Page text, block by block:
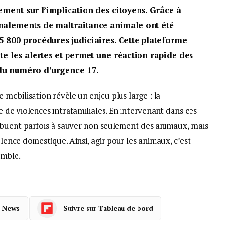
sur l’implication des citoyens. Grâce à
de maltraitance animale ont été
800 procédures judiciaires. Cette plateforme
les alertes et permet une réaction rapide des
numéro d’urgence 17.
révèle un enjeu plus large : la
violences intrafamiliales. En intervenant dans ces
parfois à sauver non seulement des animaux, mais
domestique. Ainsi, agir pour les animaux, c’est
Suivre sur Tableau de bord